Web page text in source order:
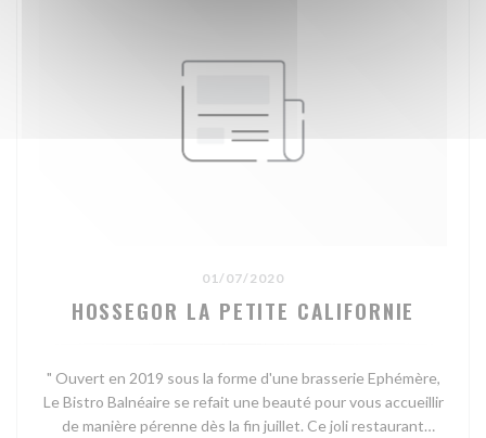
01/07/2020
HOSSEGOR LA PETITE CALIFORNIE
" Ouvert en 2019 sous la forme d'une brasserie Ephémère,
Le Bistro Balnéaire se refait une beauté pour vous accueillir
de manière pérenne dès la fin juillet. Ce joli restaurant